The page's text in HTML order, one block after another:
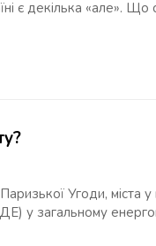
є декілька «але». Що
Угоди, міста у
у загальному